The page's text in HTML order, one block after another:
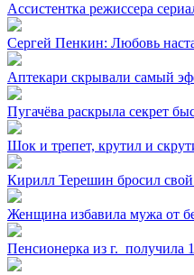
Ассистентка режиссера
Сергей Пенкин: Любовь
Аптекари скрывали самый
Пугачёва раскрыла секрет
Шок и трепет, крутил и
Кирилл Терешин бросил
Женщина избавила мужа от
Пенсионерка из г. ⁣ получила